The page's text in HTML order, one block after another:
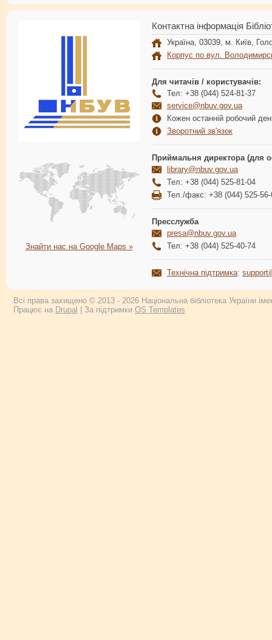
Знайти нас на Google Maps »
Контактна інформація
Україна, 03039, м. Київ,
Корпус по вул.
Для читачів / користувачів:
Тел: +38 (044) 524-81-37
service@nbuv.gov.ua
Кожен останній робочий
Зворотний зв'язок
Приймальня директора (для
library@nbuv.gov.ua
Тел: +38 (044) 525-81-04
Тел./факс: +38 (044) 525-56-
Пресслужба
presa@nbuv.gov.ua
Тел: +38 (044) 525-40-74
Технічна підтримка:
Всі права захищено © 2013 - 2026 Національна бібліотека України
Працює на Drupal | За підтримки OS Templates